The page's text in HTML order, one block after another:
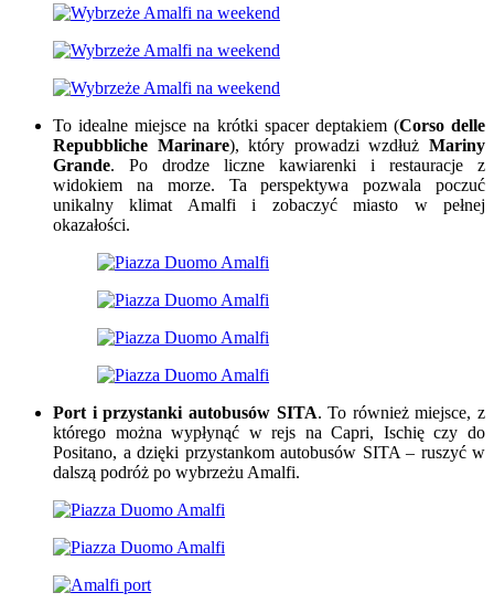
To idealne miejsce na krótki spacer deptakiem (Corso delle
Repubbliche Marinare), który prowadzi wzdłużMariny
Grande. Po drodze liczne kawiarenki i restauracje z
widokiem na morze. Ta perspektywa pozwala poczuć
unikalny klimat Amalfi i zobaczyć miasto w pełnej
okazałości.
Port i przystanki autobusów SITA. To również miejsce, z
którego można wypłynąć w rejs na Capri, Ischię czy do
Positano, a dzięki przystankom autobusów SITA – ruszyć w
dalszą podróż po wybrzeżu Amalfi.